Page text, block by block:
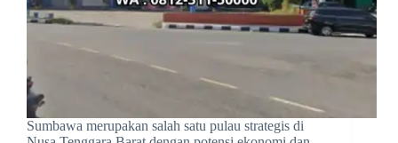
Sumbawa merupakan salah satu pulau strategis di